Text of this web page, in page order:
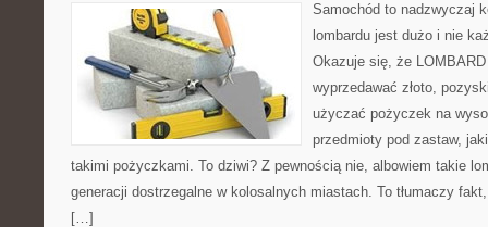
Samochód to nadzwyczaj
lombardu jest dużo i nie
Okazuje się, że
wyprzedawać złoto,
użyczać pożyczek na
przedmioty pod zastaw,
takimi pożyczkami. To dziwi? Z pewnością nie, albowiem takie
generacji dostrzegalne w kolosalnych miastach. To tłumaczy
[…]